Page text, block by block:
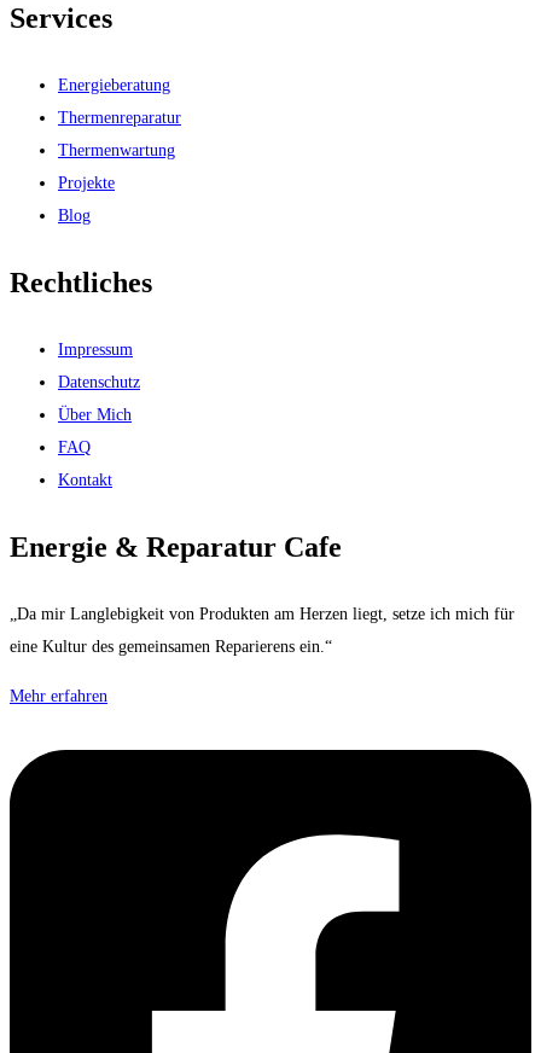
Services
Energieberatung
Thermenreparatur
Thermenwartung
Projekte
Blog
Rechtliches
Impressum
Datenschutz
Über Mich
FAQ
Kontakt
Energie & Reparatur Cafe
„Da mir Langlebigkeit von Produkten am Herzen liegt, setze ich mich für
eine Kultur des gemeinsamen Reparierens ein.“
Mehr erfahren